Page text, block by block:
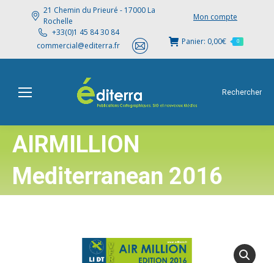
21 Chemin du Prieuré - 17000 La
Rochelle
+33(0)1 45 84 30 84
commercial@editerra.fr
Mon compte
Panier: 0,00€ 0
Rechercher
AIRMILLION
Mediterranean 2016